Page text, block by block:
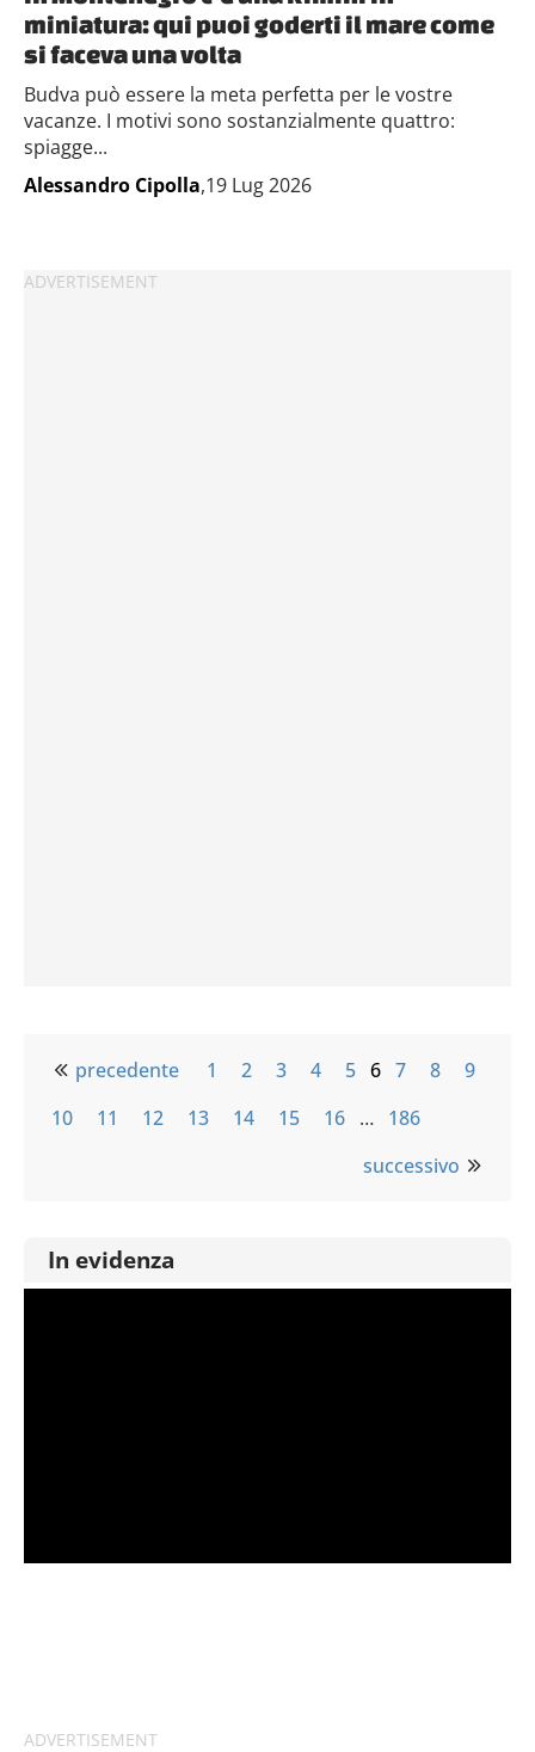
miniatura: qui puoi goderti il mare come
si faceva una volta
Budva può essere la meta perfetta per le vostre
vacanze. I motivi sono sostanzialmente quattro:
spiagge...
Alessandro Cipolla,19 Lug 2026
precedente 1 2 3 4 5 6 7 8
9
10
11 12 13 14 15 16 … 186
successivo
In evidenza